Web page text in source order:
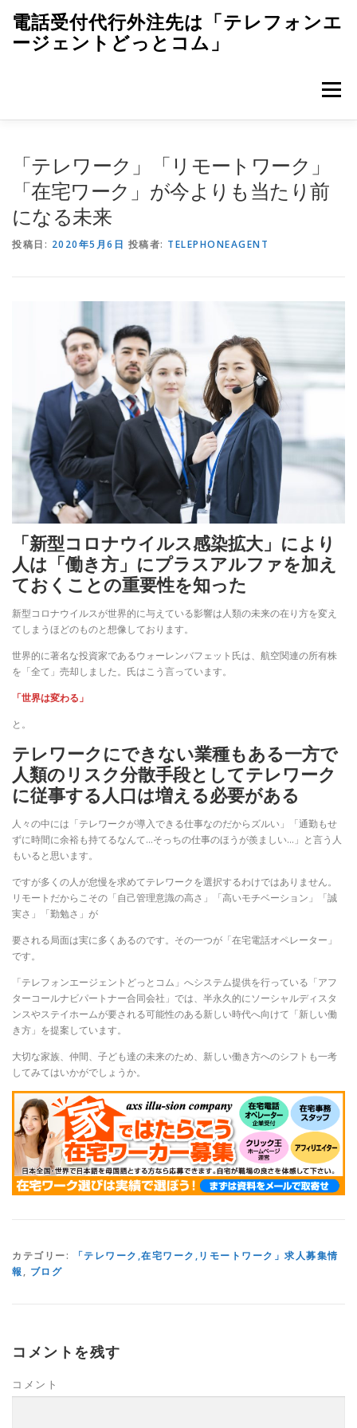
電話受付代行外注先は「テレフォンエ
ージェントどっとコム」
メニュー
フリーダイヤルコスト削減
「テレワーク」「リモートワーク」
「在宅ワーク」が今よりも当たり前
になる未来
投稿日: 2020年5月6日 投稿者: TELEPHONEAGENT
「新型コロナウイルス感染拡大」により
人は「働き方」にプラスアルファを加え
ておくことの重要性を知った
新型コロナウイルスが世界的に与えている影響は人類の未来の在り方を変え
てしまうほどのものと想像しております。
世界的に著名な投資家であるウォーレンバフェット氏は、航空関連の所有株
を「全て」売却しました。氏はこう言っています。
「世界は変わる」
と。
テレワークにできない業種もある一方で
人類のリスク分散手段としてテレワーク
に従事する人口は増える必要がある
人々の中には「テレワークが導入できる仕事なのだからズルい」「通勤もせ
ずに時間に余裕も持てるなんて…そっちの仕事のほうが羨ましい…」と言う人
もいると思います。
ですが多くの人が怠慢を求めてテレワークを選択するわけではありません。
リモートだからこその「自己管理意識の高さ」「高いモチベーション」「誠
実さ」「勤勉さ」が
要される局面は実に多くあるのです。その一つが「在宅電話オペレーター」
です。
「テレフォンエージェントどっとコム」へシステム提供を行っている「アフ
ターコールナビパートナー合同会社」では、半永久的にソーシャルディスタ
ンスやステイホームが要される可能性のある新しい時代へ向けて「新しい働
き方」を提案しています。
大切な家族、仲間、子ども達の未来のため、新しい働き方へのシフトも一考
してみてはいかがでしょうか。
カテゴリー:
「テレワーク,在宅ワーク,リモートワーク」求人募集情
報 , ブログ
コメントを残す
コメント